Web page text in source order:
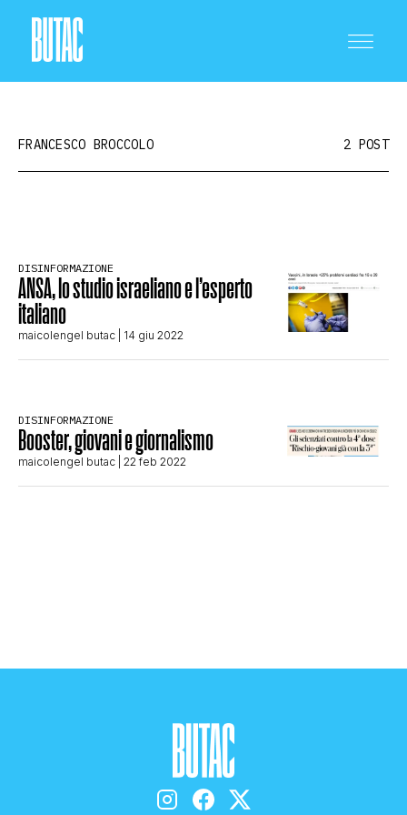
SCIENZA E TECNOLOGIA
SALUTE E MEDICINA
STORIA E CITAZIONI
TRUFFE E SOCIAL NETWORK
FRANCESCO BROCCOLO 2 POST
DISINFORMAZIONE
ANSA, lo studio israeliano e l’esperto
italiano
maicolengel butac | 14 giu 2022
DISINFORMAZIONE
Booster, giovani e giornalismo
maicolengel butac | 22 feb 2022